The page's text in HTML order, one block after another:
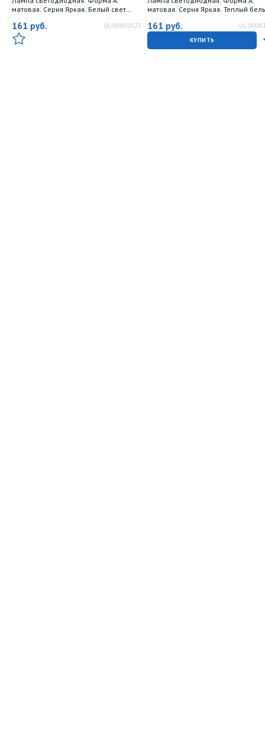
матовая. Серия Яркая. Белый свет
161 руб. UL-00001523
матовая. Серия Яркая. Теплый
161 руб. UL-
КУПИТЬ